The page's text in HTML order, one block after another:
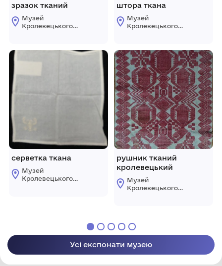
зразок тканий
Музей
Кролевецького
міської ради
серветка ткана
Музей
Кролевецького
штора ткана
Музей
Кролевецького
міської ради
рушник тканий
кролевецький
Музей
Кролевецького
Усі експонати музею